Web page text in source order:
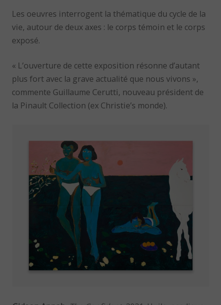
Les oeuvres interrogent la thématique du cycle de la
vie, autour de deux axes : le corps témoin et le corps
exposé.
« L’ouverture de cette exposition résonne d’autant
plus fort avec la grave actualité que nous vivons »,
commente Guillaume Cerutti, nouveau président de
la Pinault Collection (ex Christie’s monde).